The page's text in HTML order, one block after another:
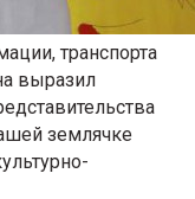
транспорта
выразил
землячке